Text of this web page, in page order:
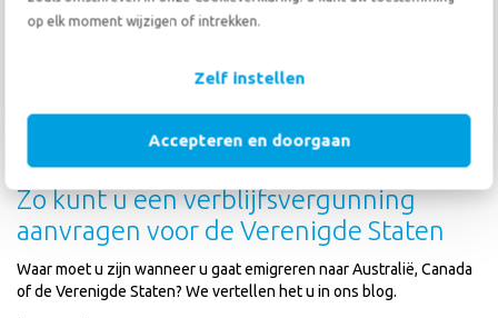
op elk moment wijzigen of intrekken.
Zelf instellen
Accepteren en doorgaan
Zo kunt u een verblijfsvergunning
aanvragen voor de Verenigde Staten
Waar moet u zijn wanneer u gaat emigreren naar Australië, Canada
of de Verenigde Staten? We vertellen het u in ons blog.